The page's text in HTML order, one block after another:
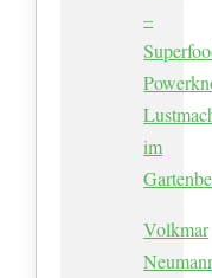
–
im
Volkmar